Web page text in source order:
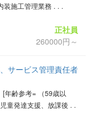
装施工管理業務 . . .
正社員
260000円～
サービス管理責任者
齢参考= （59歳以
童発達支援、放課後 . .